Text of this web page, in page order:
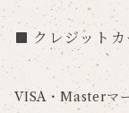
クレジット
VISA・Masterマ